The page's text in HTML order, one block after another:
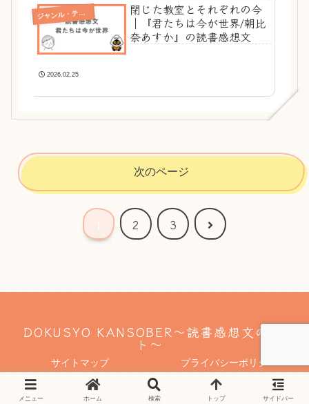
ジ
ャンル・テーマ別
閉じた教室とそれぞれの今
｜『君たちは今が世界/朝比
奈あすか』の読書感想文
2026.02.25
次のページ
1 2 3
次
DOKUSYO KANSOBER〜読書感想文のサイ
ト〜
サイトマップ プライバシーポリシー
© 2025 DOKUSYO KANSOBER〜読書感想文のサイト〜.
メニュー ホーム 検索 トップ サイドバー